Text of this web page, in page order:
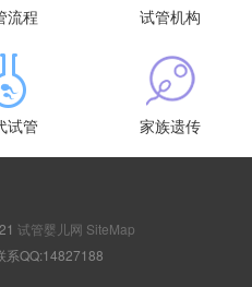
流程 试管机构
试管 家族遗传
试管婴儿网 SiteMap
系QQ:14827188